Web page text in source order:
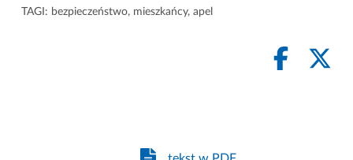
TAGI: bezpieczeństwo, mieszkańcy, apel